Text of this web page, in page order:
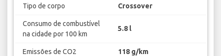
Tipo de corpo Crossover
Consumo de combustível
na cidade por 100 km
5.8 l
Emissões de CO2 118 g/km